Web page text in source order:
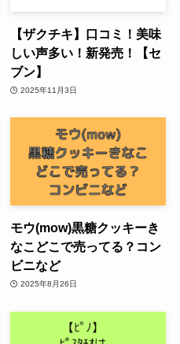
【ザクチキ】口コミ！美味
しい声多い！新発売！【セ
ブン】
2025年11月3日
モウ(mow)黒糖クッキーき
なこどこで売ってる？コン
ビニなど
2025年8月26日